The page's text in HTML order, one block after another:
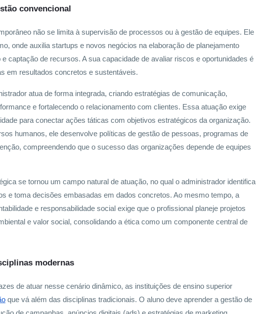
convencional
não se limita à supervisão de processos ou à gestão de equipes. Ele
onde auxilia startups e novos negócios na elaboração de planejamento
captação de recursos. A sua capacidade de avaliar riscos e oportunidades é
em resultados concretos e sustentáveis.
atua de forma integrada, criando estratégias de comunicação,
e fortalecendo o relacionamento com clientes. Essa atuação exige
para conectar ações táticas com objetivos estratégicos da organização.
humanos, ele desenvolve políticas de gestão de pessoas, programas de
compreendendo que o sucesso das organizações depende de equipes
se tornou um campo natural de atuação, no qual o administrador identifica
e toma decisões embasadas em dados concretos. Ao mesmo tempo, a
e responsabilidade social exige que o profissional planeje projetos
e valor social, consolidando a ética como um componente central de
modernas
de atuar nesse cenário dinâmico, as instituições de ensino superior
que vá além das disciplinas tradicionais. O aluno deve aprender a gestão de